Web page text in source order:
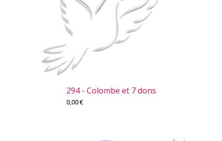
294 - Colombe et 7 dons
0,00€